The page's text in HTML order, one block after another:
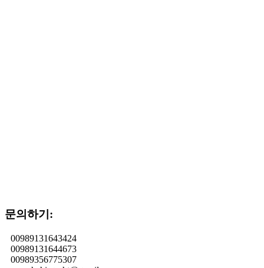
문의하기:
00989131643424
00989131644673
00989356775307